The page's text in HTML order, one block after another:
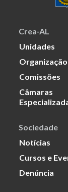
Crea-AL
Unidades
Organização
Comissões
Câmaras
Sociedade
Notícias
Cursos e
Denúncia